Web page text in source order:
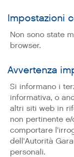
Impostazioni
Non sono state
browser.
Avvertenza
Si informano i
informativa, o
altri siti web in
non pertinente
comportare
dell'Autorità
personali.